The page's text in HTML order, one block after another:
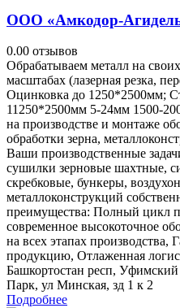
ООО «Амкодор-
0.00 отзывов
Обрабатываем металл на
масштабах (лазерная резка,
Оцинковка до 1250*2500мм;
11250*2500мм 5-24мм 1500-
на производстве и монтаже
обработки зерна,
Ваши производственные
сушилки зерновые шахтные,
скребковые, бункеры,
металлоконструкций
преимущества: Полный цикл
современное высокоточное
на всех этапах
продукцию, Отлаженная
Башкортостан респ,
Парк, ул Минская, зд 1 к 2
Подробнее